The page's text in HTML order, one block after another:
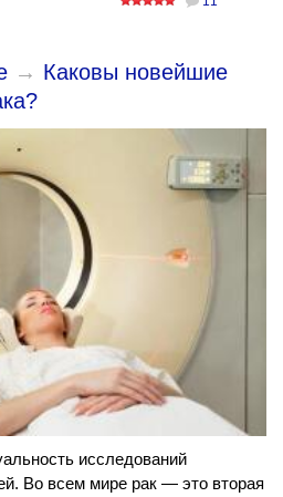
→ Каковы новейшие
исследований
Во всем мире рак — это вторая